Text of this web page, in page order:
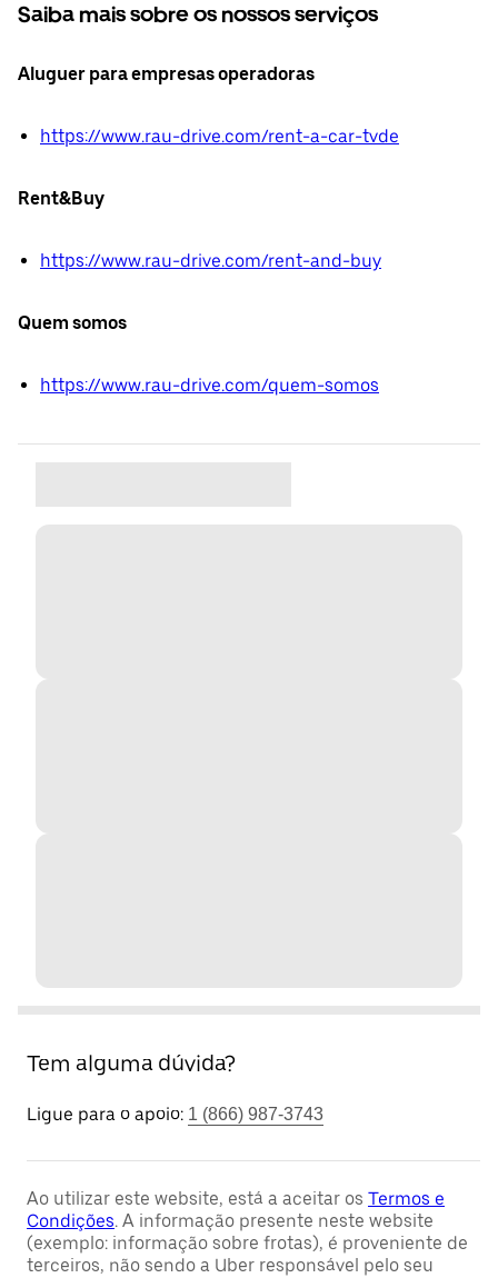
Saiba mais sobre os nossos serviços
Aluguer para empresas operadoras
https://www.rau-drive.com/rent-a-car-tvde
Rent&Buy
https://www.rau-drive.com/rent-and-buy
Quem somos
https://www.rau-drive.com/quem-somos
Tem alguma dúvida?
Ligue para o apoio: 1 (866) 987-3743
Ao utilizar este website, está a aceitar os Termos e
Condições. A informação presente neste website
(exemplo: informação sobre frotas), é proveniente de
terceiros, não sendo a Uber responsável pelo seu